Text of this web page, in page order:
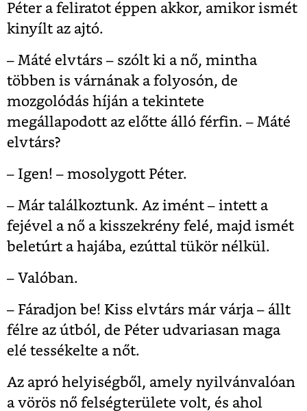
Péter a feliratot éppen akkor, amikor ismét
kinyílt az ajtó.
– Máté elvtárs – szólt ki a nő, mintha
többen is várnának a folyosón, de
mozgolódás híján a tekintete
megállapodott az előtte álló férfin. – Máté
elvtárs?
– Igen! – mosolygott Péter.
– Már találkoztunk. Az imént – intett a
fejével a nő a kisszekrény felé, majd ismét
beletúrt a hajába, ezúttal tükör nélkül.
– Valóban.
– Fáradjon be! Kiss elvtárs már várja – állt
félre az útból, de Péter udvariasan maga
elé tessékelte a nőt.
Az apró helyiségből, amely nyilvánvalóan
a vörös nő felségterülete volt, és ahol